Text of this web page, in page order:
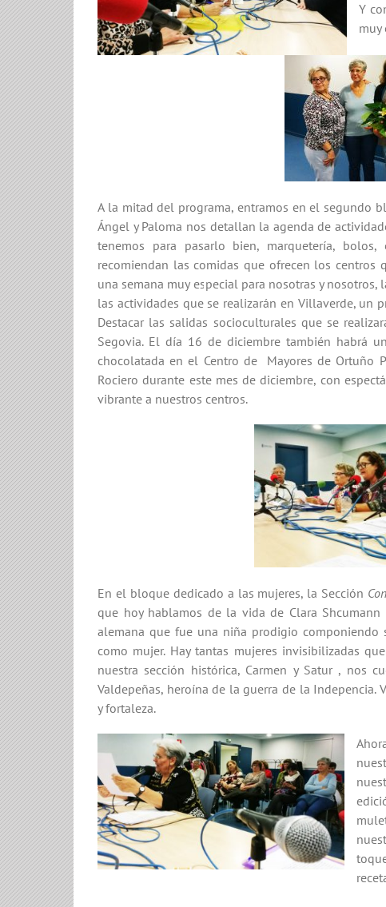
Y
muy
A la mitad del programa, entramos en el segundo
Ángel y Paloma nos detallan la agenda de
tenemos para pasarlo bien, marquetería, bolos,
recomiendan las comidas que ofrecen los centros
una semana muy especial para nosotras y nosotros,
las actividades que se realizarán en Villaverde, un
Destacar las salidas socioculturales que se
Segovia. El día 16 de diciembre también habrá
chocolatada en el Centro de Mayores de Ortuño
Rociero durante este mes de diciembre, con
vibrante a nuestros centros.
En el bloque dedicado a las mujeres, la Sección
que hoy hablamos de la vida de Clara
alemana que fue una niña prodigio
como mujer. Hay tantas mujeres invisibilizadas
nuestra sección histórica, Carmen y Satur , nos
Valdepeñas, heroína de la guerra de la Indepencia.
y fortaleza.